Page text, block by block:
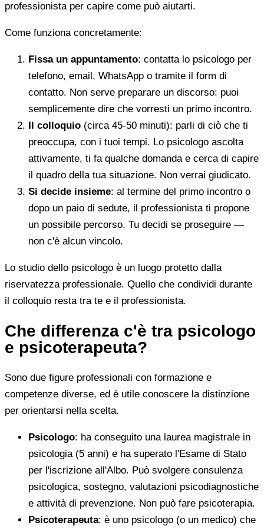
professionista per capire come può aiutarti.
Come funziona concretamente:
Fissa un appuntamento: contatta lo psicologo per
telefono, email, WhatsApp o tramite il form di
contatto. Non serve preparare un discorso: puoi
semplicemente dire che vorresti un primo incontro.
Il colloquio (circa 45-50 minuti): parli di ciò che ti
preoccupa, con i tuoi tempi. Lo psicologo ascolta
attivamente, ti fa qualche domanda e cerca di capire
il quadro della tua situazione. Non verrai giudicato.
Si decide insieme: al termine del primo incontro o
dopo un paio di sedute, il professionista ti propone
un possibile percorso. Tu decidi se proseguire —
non c'è alcun vincolo.
Lo studio dello psicologo è un luogo protetto dalla
riservatezza professionale. Quello che condividi durante
il colloquio resta tra te e il professionista.
Che differenza c'è tra psicologo
e psicoterapeuta?
Sono due figure professionali con formazione e
competenze diverse, ed è utile conoscere la distinzione
per orientarsi nella scelta.
Psicologo: ha conseguito una laurea magistrale in
psicologia (5 anni) e ha superato l'Esame di Stato
per l'iscrizione all'Albo. Può svolgere consulenza
psicologica, sostegno, valutazioni psicodiagnostiche
e attività di prevenzione. Non può fare psicoterapia.
Psicoterapeuta: è uno psicologo (o un medico) che